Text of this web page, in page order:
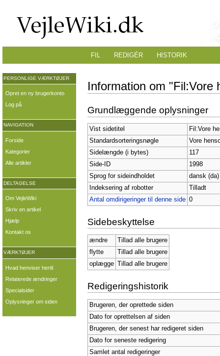
Information om "Fil:Vore
Grundlæggende oplysninger
Vist sidetitel
Fil:Vore
Standardsorteringsnøgle
Vore
Sidelængde (i bytes)
117
Side-ID
1998
Sprog for sideindholdet
dansk (da)
Indeksering af robotter
Tilladt
Antal omdirigeringer til denne side 0
Sidebeskyttelse
ændre
Tillad alle brugere
flytte
Tillad alle brugere
oplægge
Tillad alle brugere
Redigeringshistorik
Brugeren, der oprettede siden
Dato for oprettelsen af siden
Brugeren, der senest har redigeret siden
Dato for seneste redigering
Samlet antal redigeringer
FIL REDIGÉR HISTORIK
PERSONLIGE VÆRKTØJER
Opret en ny brugerkonto
Log på
NAVIGATION
Forside
Kategorier
Alle artikler
DELTAGELSE
Om VejleWiki
Skriv en artikel
Hjælp
Kontakt os
VÆRKTØJER
Hvad henviser hertil
Relaterede ændringer
Specialsider
Oplysninger om siden